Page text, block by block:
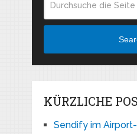
KÜRZLICHE
Sendify im